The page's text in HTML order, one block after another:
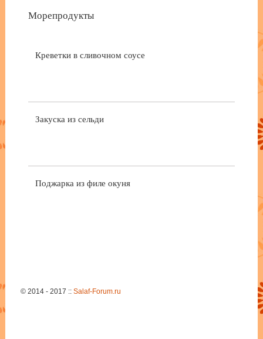
Морепродукты
Креветки в сливочном соусе
Закуска из сельди
Поджарка из филе окуня
© 2014 - 2017 :: Salaf-Forum.ru